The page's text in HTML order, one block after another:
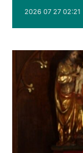
2026 07 27 02:21